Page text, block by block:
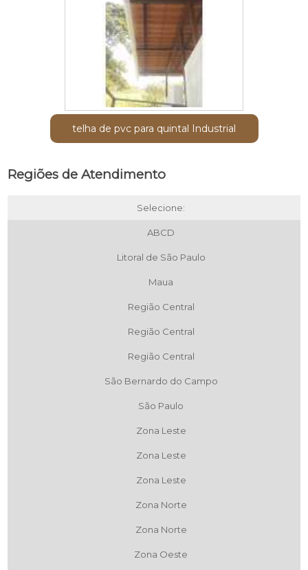
telha de pvc para quintal Industrial
Regiões de Atendimento
Selecione:
ABCD
Litoral de São Paulo
Maua
Região Central
Região Central
Região Central
São Bernardo do Campo
São Paulo
Zona Leste
Zona Leste
Zona Leste
Zona Norte
Zona Norte
Zona Oeste